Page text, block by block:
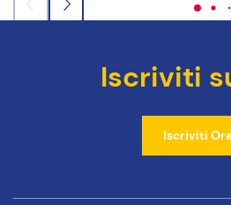
Iscriviti
Iscriviti